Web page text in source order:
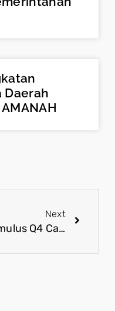
Daerah
Next
Stimulus Q4 Capai 30 Juta Keluarga: Bukti Komitmen Prabowo-Gibran di Tahun Pertama